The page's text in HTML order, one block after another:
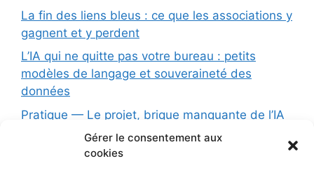
Gérer le consentement aux
cookies
La fin des liens bleus : ce que les associations y
gagnent et y perdent
L’IA qui ne quitte pas votre bureau : petits
modèles de langage et souveraineté des
données
Pratique — Le projet, brique manquante de l’IA
conversationnelle
Formation (1 jour): L’Intelligence Artificielle au